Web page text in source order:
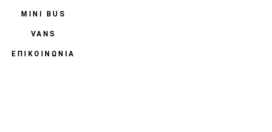
MINI BUS
VANS
ΕΠΙΚΟΙΝΩΝΊΑ